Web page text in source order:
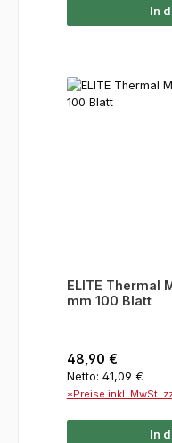
In
ELITE Thermal Matrizenpapier, 210 x 356
mm 100 Blatt
Regulärer Preis:
48,90 €
Netto: 41,09 €
*Preise inkl. MwSt.
In